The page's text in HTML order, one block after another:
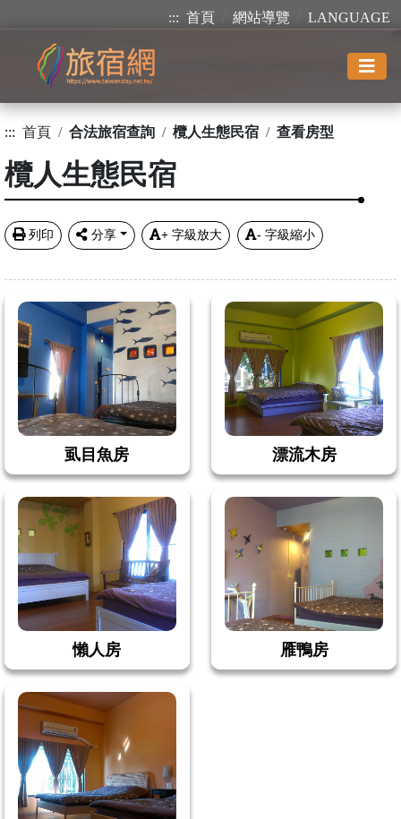
::: 首頁 網站導覽 LANGUAGE
::: 首頁 合法旅宿查詢 欖人生態民宿 查看房型
欖人生態民宿
列印 分享 + 字級放大 - 字級縮小
虱目魚房 漂流木房
懶人房 雁鴨房